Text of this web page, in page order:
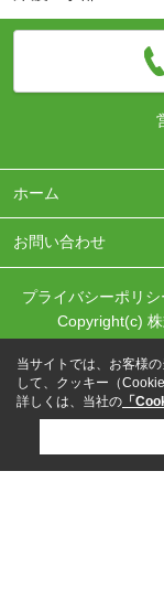
ホーム
お問い合わせ
プライバシーポリシ
Copyright(c)
当サイトでは、お客様
して、クッキー（
詳しくは、当社の 「